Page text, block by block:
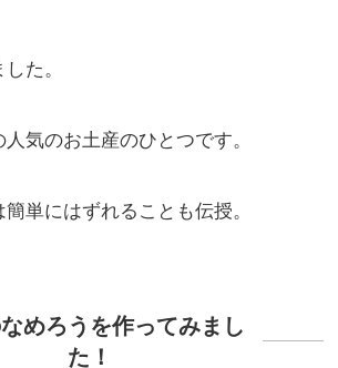
た。
気のお土産のひとつです。
単にはずれることも伝授。
めろうを作ってみまし
た！